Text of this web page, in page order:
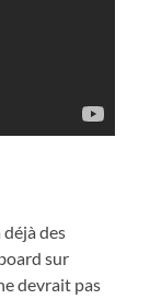
déjà des
sur
devrait pas